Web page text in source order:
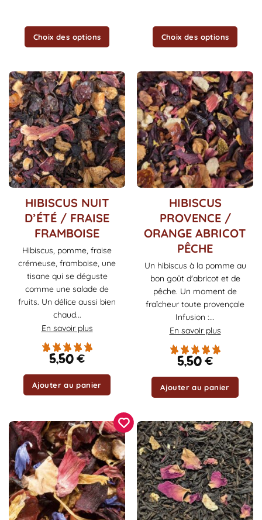
Choix des options Choix des options
HIBISCUS NUIT
D’ÉTÉ / FRAISE
FRAMBOISE
Hibiscus, pomme, fraise
crémeuse, framboise, une
tisane qui se déguste
comme une salade de
fruits. Un délice aussi bien
chaud...
En savoir plus
5,50€
Ajouter au panier
HIBISCUS
PROVENCE /
ORANGE ABRICOT
PÊCHE
Un hibiscus à la pomme au
bon goût d'abricot et de
pêche. Un moment de
fraîcheur toute provençale
Infusion :...
En savoir plus
5,50€
Ajouter au panier